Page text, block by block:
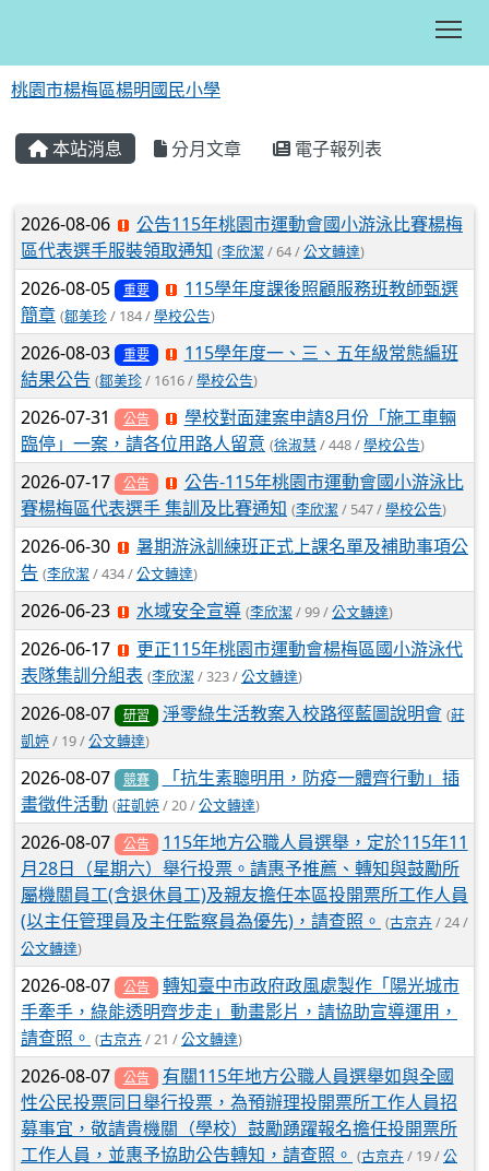
桃園市楊梅區楊明國民小學
本站消息 分月文章 電子報列表
文章列表
2026-08-06
公告115年桃園市運動會國小游泳比賽楊梅
區代表選手服裝領取通知 (李欣潔 / 64 /公文轉達)
2026-08-05 重要
115學年度課後照顧服務班教師甄選
簡章 (鄒美珍/ 184 /學校公告)
2026-08-03 重要
115學年度一、三、五年級常態編班
結果公告 (鄒美珍/ 1616 /學校公告)
2026-07-31 公告
學校對面建案申請8月份「施工車輛
臨停」一案，請各位用路人留意 (徐淑慧 / 448 /學校公告)
2026-07-17 公告
公告-115年桃園市運動會國小游泳比
賽楊梅區代表選手 集訓及比賽通知 (李欣潔 / 547 /學校公告)
2026-06-30
暑期游泳訓練班正式上課名單及補助事項公
告 (李欣潔 / 434 /公文轉達)
2026-06-23 水域安全宣導 (李欣潔 / 99 /公文轉達)
2026-06-17
更正115年桃園市運動會楊梅區國小游泳代
表隊集訓分組表 (李欣潔 / 323 /公文轉達)
2026-08-07 研習 淨零綠生活教案入校路徑藍圖說明會 (莊
凱婷/ 19 /公文轉達)
2026-08-07 競賽
「抗生素聰明用，防疫一體齊行動」插
畫徵件活動 (莊凱婷/ 20 /公文轉達)
2026-08-07 公告
115年地方公職人員選舉，定於115年11
月28日（星期六）舉行投票。請惠予推薦、轉知與鼓勵所
屬機關員工(含退休員工)及親友擔任本區投開票所工作人員
(以主任管理員及主任監察員為優先)，請查照。 (古京卉/ 24 /
公文轉達)
2026-08-07 公告
轉知臺中市政府政風處製作「陽光城市
手牽手，綠能透明齊步走」動畫影片，請協助宣導運用，
請查照。 (古京卉/ 21 /公文轉達)
2026-08-07 公告
有關115年地方公職人員選舉如與全國
性公民投票同日舉行投票，為預辦理投開票所工作人員招
募事宜，敬請貴機關（學校）鼓勵踴躍報名擔任投開票所
工作人員，並惠予協助公告轉知，請查照。 (古京卉/ 19 /公